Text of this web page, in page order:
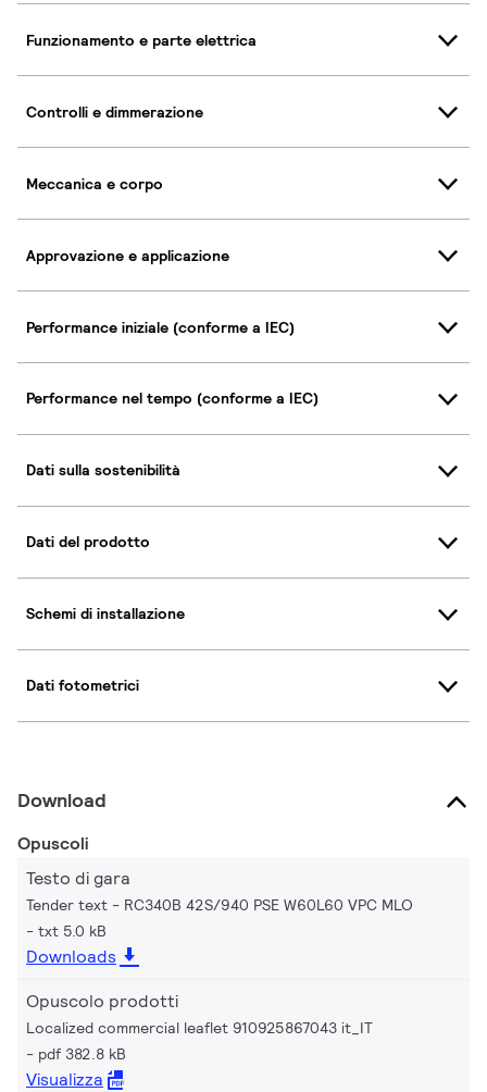
Funzionamento e parte elettrica
Controlli e dimmerazione
Meccanica e corpo
Approvazione e applicazione
Performance iniziale (conforme a IEC)
Performance nel tempo (conforme a IEC)
Dati sulla sostenibilità
Dati del prodotto
Schemi di installazione
Dati fotometrici
Download
Opuscoli
Testo di gara
Tender text - RC340B 42S/940 PSE W60L60 VPC MLO
txt 5.0 kB
Downloads
Opuscolo prodotti
Localized commercial leaflet 910925867043 it_IT
pdf 382.8 kB
Visualizza